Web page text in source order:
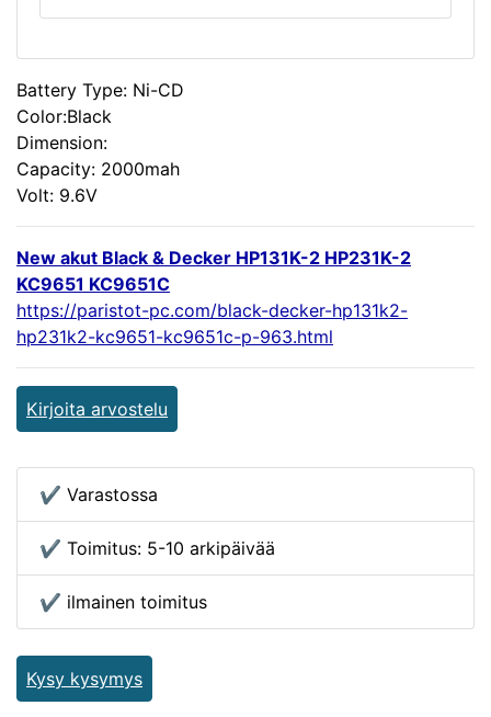
Battery Type: Ni-CD
Color:Black
Dimension:
Capacity: 2000mah
Volt: 9.6V
New akut Black & Decker HP131K-2 HP231K-2
KC9651 KC9651C
https://paristot-pc.com/black-decker-hp131k2-
hp231k2-kc9651-kc9651c-p-963.html
Kirjoita arvostelu
✔ Varastossa
✔ Toimitus: 5-10 arkipäivää
✔ ilmainen toimitus
Kysy kysymys